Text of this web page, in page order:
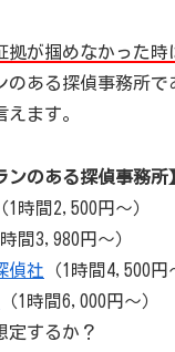
拠が掴めなかった時
のある探偵事務所で
ます。
ンのある探偵事務所
（1時間2,500円～）
時間3,980円～）
偵社 （1時間4,500円
（1時間6,000円～）
定するか？